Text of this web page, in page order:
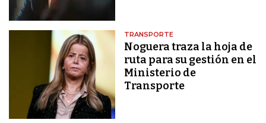
TRANSPORTE
Noguera traza la hoja de
ruta para su gestión en el
Ministerio de
Transporte